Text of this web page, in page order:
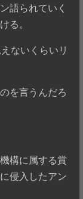
語られていく
る。
ないくらいリ
を言うんだろ
構に属する賞
侵入したアン